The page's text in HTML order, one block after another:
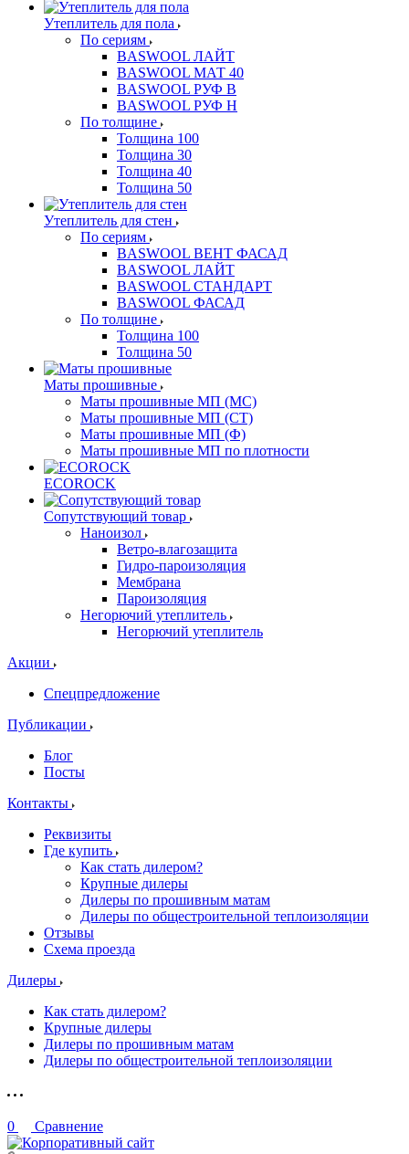
Утеплитель для пола
По сериям
BASWOOL ЛАЙТ
BASWOOL МАТ 40
BASWOOL РУФ В
BASWOOL РУФ Н
По толщине
Толщина 100
Толщина 30
Толщина 40
Толщина 50
Утеплитель для стен
По сериям
BASWOOL ВЕНТ ФАСАД
BASWOOL ЛАЙТ
BASWOOL СТАНДАРТ
BASWOOL ФАСАД
По толщине
Толщина 100
Толщина 50
Маты прошивные
Маты прошивные МП (МС)
Маты прошивные МП (СТ)
Маты прошивные МП (Ф)
Маты прошивные МП по плотности
ECOROCK
Сопутствующий товар
Наноизол
Ветро-влагозащита
Гидро-пароизоляция
Мембрана
Пароизоляция
Негорючий утеплитель
Негорючий утеплитель
Акции
Спецпредложение
Публикации
Блог
Посты
Контакты
Реквизиты
Где купить
Как стать дилером?
Крупные дилеры
Дилеры по прошивным матам
Дилеры по общестроительной теплоизоляции
Отзывы
Схема проезда
Дилеры
Как стать дилером?
Крупные дилеры
Дилеры по прошивным матам
Дилеры по общестроительной теплоизоляции
0 Сравнение